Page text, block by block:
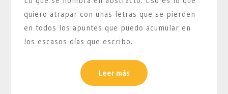
quiero atrapar con unas letras que se pierden
en todos los apuntes que puedo acumular en
los escasos días que escribo.
Leer más